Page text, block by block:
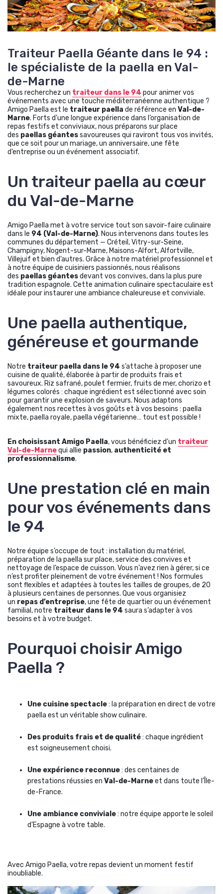
Traiteur Paella Géante dans le 94 :
le spécialiste de la paella en Val-
de-Marne
Vous recherchez un traiteur dans le 94 pour animer vos
événements avec une touche méditerranéenne authentique ?
Amigo Paella est le traiteur paella de référence en Val-de-
Marne. Forts d’une longue expérience dans l’organisation de
repas festifs et conviviaux, nous préparons sur place
des paellas géantessavoureuses qui raviront tous vos invités,
que ce soit pour un mariage, un anniversaire, une fête
d’entreprise ou un événement associatif.
Un traiteur paella au cœur
du Val-de-Marne
Amigo Paella met à votre service tout son savoir-faire culinaire
dans le 94 (Val-de-Marne). Nous intervenons dans toutes les
communes du département — Créteil, Vitry-sur-Seine,
Champigny, Nogent-sur-Marne, Maisons-Alfort, Alfortville,
Villejuif et bien d’autres. Grâce à notre matériel professionnel et
à notre équipe de cuisiniers passionnés, nous réalisons
des paellas géantesdevant vos convives, dans la plus pure
tradition espagnole. Cette animation culinaire spectaculaire est
idéale pour instaurer une ambiance chaleureuse et conviviale.
Une paella authentique,
généreuse et gourmande
Notre traiteur paella dans le 94 s’attache à proposer une
cuisine de qualité, élaborée à partir de produits frais et
savoureux. Riz safrané, poulet fermier, fruits de mer, chorizo et
légumes colorés : chaque ingrédient est sélectionné avec soin
pour garantir une explosion de saveurs. Nous adaptons
également nos recettes à vos goûts et à vos besoins : paella
mixte, paella royale, paella végétarienne… tout est possible !
En choisissant Amigo Paella, vous bénéficiez d’un traiteur
Val-de-Marnequi allie passion, authenticité et
professionnalisme.
Une prestation clé en main
pour vos événements dans
le 94
Notre équipe s’occupe de tout : installation du matériel,
préparation de la paella sur place, service des convives et
nettoyage de l’espace de cuisson. Vous n’avez rien à gérer, si ce
n’est profiter pleinement de votre événement ! Nos formules
sont flexibles et adaptées à toutes les tailles de groupes, de 20
à plusieurs centaines de personnes. Que vous organisiez
un repas d’entreprise, une fête de quartier ou un événement
familial, notre traiteur dans le 94 saura s’adapter à vos
besoins et à votre budget.
Pourquoi choisir Amigo
Paella ?
Une cuisine spectacle: la préparation en direct de votre
paella est un véritable show culinaire.
Des produits frais et de qualité: chaque ingrédient
est soigneusement choisi.
Une expérience reconnue: des centaines de
prestations réussies en Val-de-Marneet dans toute l’Île-
de-France.
Une ambiance conviviale: notre équipe apporte le soleil
d’Espagne à votre table.
Avec Amigo Paella, votre repas devient un moment festif
inoubliable.